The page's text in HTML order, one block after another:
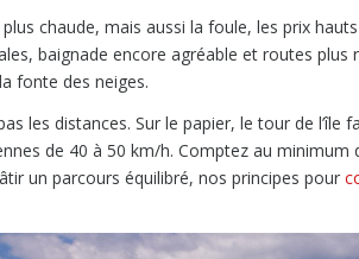
chaude, mais aussi la foule, les prix
baignade encore agréable et routes
fonte des neiges.
les distances. Sur le papier, le tour de
de 40 à 50 km/h. Comptez au
un parcours équilibré, nos principes pour